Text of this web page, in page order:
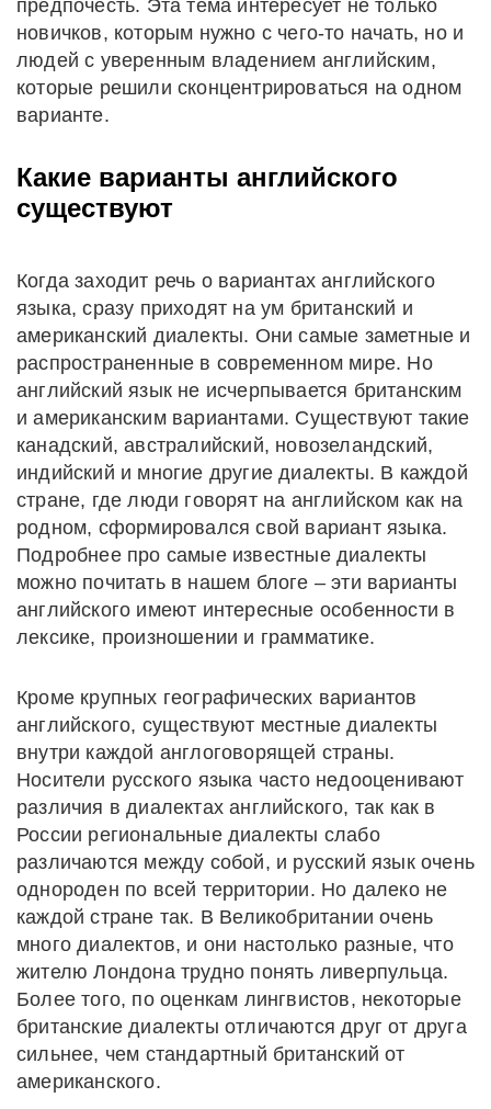
предпочесть. Эта тема интересует не только
новичков, которым нужно с чего-то начать, но и
людей с уверенным владением английским,
которые решили сконцентрироваться на одном
варианте.
Какие варианты английского
существуют
Когда заходит речь о вариантах английского
языка, сразу приходят на ум британский и
американский диалекты. Они самые заметные и
распространенные в современном мире. Но
английский язык не исчерпывается британским
и американским вариантами. Существуют такие
канадский, австралийский, новозеландский,
индийский и многие другие диалекты. В каждой
стране, где люди говорят на английском как на
родном, сформировался свой вариант языка.
Подробнее про самые известные диалекты
можно почитать в нашем блоге – эти варианты
английского имеют интересные особенности в
лексике, произношении и грамматике.
Кроме крупных географических вариантов
английского, существуют местные диалекты
внутри каждой англоговорящей страны.
Носители русского языка часто недооценивают
различия в диалектах английского, так как в
России региональные диалекты слабо
различаются между собой, и русский язык очень
однороден по всей территории. Но далеко не
каждой стране так. В Великобритании очень
много диалектов, и они настолько разные, что
жителю Лондона трудно понять ливерпульца.
Более того, по оценкам лингвистов, некоторые
британские диалекты отличаются друг от друга
сильнее, чем стандартный британский от
американского.